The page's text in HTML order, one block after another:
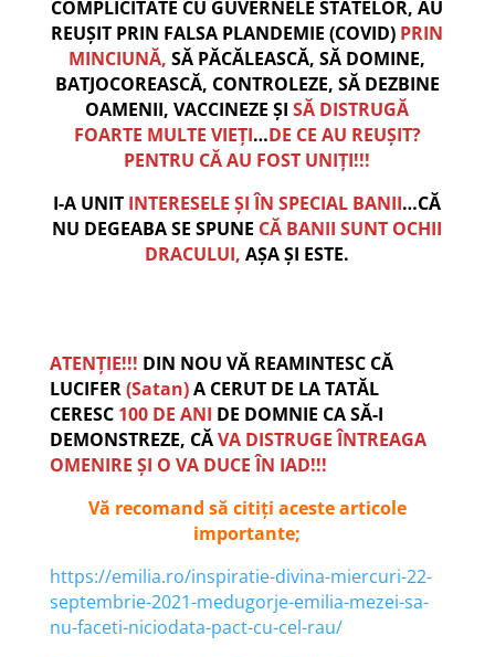
COMPLICITATE CU GUVERNELE STATELOR, AU
REUȘIT PRIN FALSA PLANDEMIE (COVID) PRIN
MINCIUNĂ, SĂ PĂCĂLEASCĂ, SĂ DOMINE,
BATJOCOREASCĂ, CONTROLEZE, SĂ DEZBINE
OAMENII, VACCINEZE ȘISĂ DISTRUGĂ
FOARTE MULTE VIEȚI…DE CE AU REUȘIT?
PENTRU CĂ AU FOST UNIȚI!!!
I-A UNIT INTERESELE ȘI ÎN SPECIAL BANII…CĂ
NU DEGEABA SE SPUNE CĂ BANII SUNT OCHII
DRACULUI, AȘA ȘI ESTE.
ATENȚIE!!! DIN NOU VĂ REAMINTESC CĂ
LUCIFER(Satan)A CERUT DE LA TATĂL
CERESC 100 DE ANI DE DOMNIE CA SĂ-I
DEMONSTREZE, CĂVA DISTRUGE ÎNTREAGA
OMENIRE ȘI O VA DUCE ÎN IAD!!!
Vă recomand să citiți aceste articole
importante;
https://emilia.ro/inspiratie-divina-miercuri-22-
septembrie-2021-medugorje-emilia-mezei-sa-
nu-faceti-niciodata-pact-cu-cel-rau/